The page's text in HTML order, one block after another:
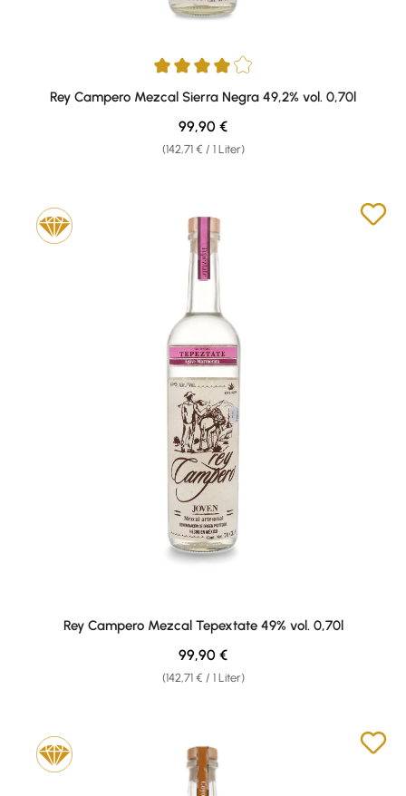
Durchschnittliche Bewertung von 4 von 5 Sternen
Rey Campero Mezcal Sierra Negra 49,2% vol. 0,70l
(142,71 € / 1 Liter)
Regulärer Preis:
99,90 €
Rey Campero Mezcal Tepextate 49% vol. 0,70l
(142,71 € / 1 Liter)
Regulärer Preis:
99,90 €